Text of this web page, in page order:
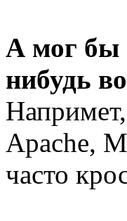
А мог бы
нибудь
Apache,
часто